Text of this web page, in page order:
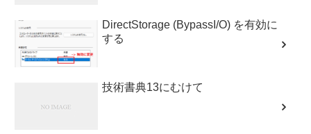
DirectStorage (BypassI/O) を有効に
する
技術書典13にむけて